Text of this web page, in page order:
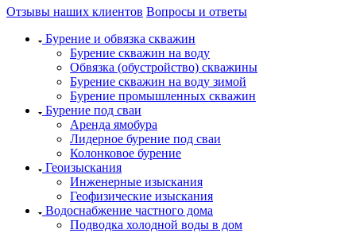
Отзывы наших клиентов Вопросы и ответы
Бурение и обвязка скважин
Бурение скважин на воду
Обвязка (обустройство) скважины
Бурение скважин на воду зимой
Бурение промышленных скважин
Бурение под сваи
Аренда ямобура
Лидерное бурение под сваи
Колонковое бурение
Геоизыскания
Инженерные изыскания
Геофизические изыскания
Водоснабжение частного дома
Подводка холодной воды в дом